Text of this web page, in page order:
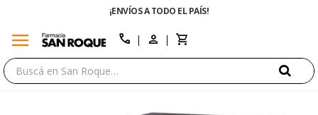
¡ENVÍOS A TODO EL PAÍS!
menu call
close